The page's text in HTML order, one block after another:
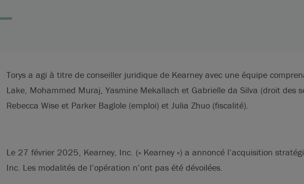
Torys a agi à titre de conseiller juridique de Kearney avec une équipe
Lake, Mohammed Muraj, Yasmine Mekallach et Gabrielle da Silva (droit des
Rebecca Wise et Parker Baglole (emploi) et Julia Zhuo (fiscalité).
Le 27 février 2025, Kearney, Inc. (« Kearney ») a annoncé l’acquisition
Inc. Les modalités de l’opération n’ont pas été dévoilées.